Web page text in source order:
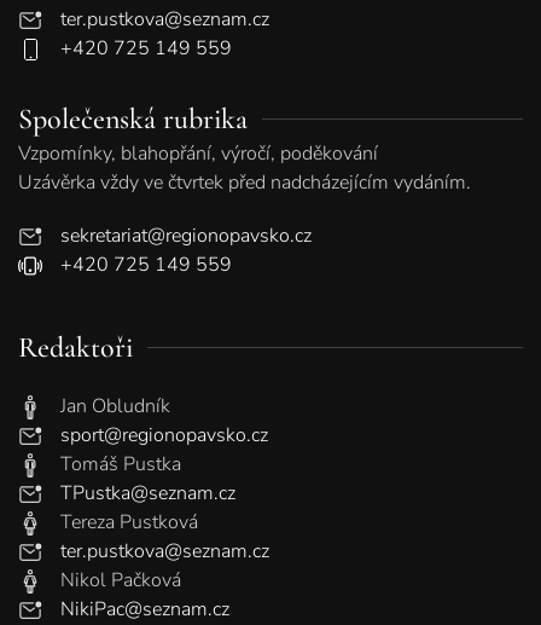
ter.pustkova@seznam.cz
+420 725 149 559
Společenská rubrika
Vzpomínky, blahopřání, výročí, poděkování
Uzávěrka vždy ve čtvrtek před nadcházejícím vydáním.
sekretariat@regionopavsko.cz
+420 725 149 559
Redaktoři
Jan Obludník
sport@regionopavsko.cz
Tomáš Pustka
TPustka@seznam.cz
Tereza Pustková
ter.pustkova@seznam.cz
Nikol Pačková
NikiPac@seznam.cz